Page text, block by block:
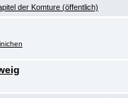
der Komture (öffentlich)